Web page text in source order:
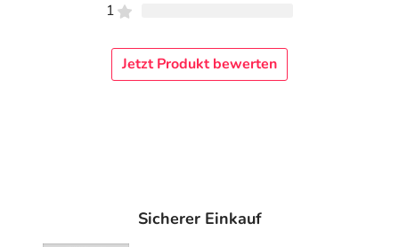
1
Jetzt Produkt bewerten
Sicherer Einkauf